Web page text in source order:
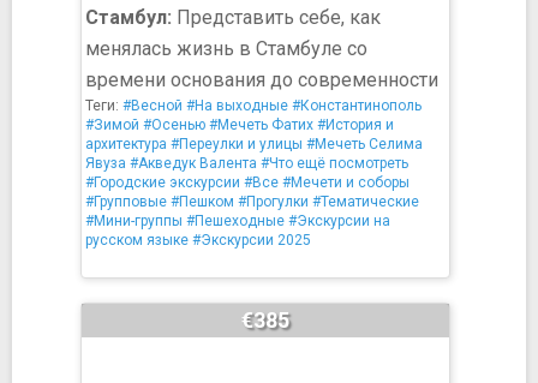
Стамбул: Представить себе, как
менялась жизнь в Стамбуле со
времени основания до современности
Теги: #Весной #На выходные #Константинополь
#Зимой #Осенью #Мечеть Фатих #История и
архитектура #Переулки и улицы #Мечеть Селима
Явуза #Акведук Валента #Что ещё посмотреть
#Городские экскурсии #Все #Мечети и соборы
#Групповые #Пешком #Прогулки #Тематические
#Мини-группы #Пешеходные #Экскурсии на
русском языке #Экскурсии 2025
€385